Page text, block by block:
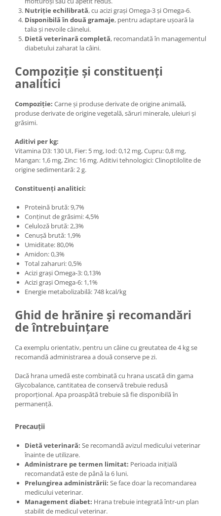
Nutriție echilibrată, cu acizi grași Omega-3 și Omega-6.
Disponibilă în două gramaje, pentru adaptare ușoară la
talia și nevoile câinelui.
Dietă veterinară completă, recomandată în managementul
diabetului zaharat la câini.
Compoziție și constituenți
analitici
Compoziție: Carne și produse derivate de origine animală,
produse derivate de origine vegetală, săruri minerale, uleiuri și
grăsimi.
Aditivi per kg:
Vitamina D3: 130 UI, Fier: 5 mg, Iod: 0,12 mg, Cupru: 0,8 mg,
Mangan: 1,6 mg, Zinc: 16 mg. Aditivi tehnologici: Clinoptilolite de
origine sedimentară: 2 g.
Constituenți analitici:
Proteină brută: 9,7%
Conținut de grăsimi: 4,5%
Celuloză brută: 2,3%
Cenușă brută: 1,9%
Umiditate: 80,0%
Amidon: 0,3%
Total zaharuri: 0,5%
Acizi grași Omega-3: 0,13%
Acizi grași Omega-6: 1,1%
Energie metabolizabilă: 748 kcal/kg
Ghid de hrănire și recomandări
de întrebuințare
Ca exemplu orientativ, pentru un câine cu greutatea de 4 kg se
recomandă administrarea a două conserve pe zi.
Dacă hrana umedă este combinată cu hrana uscată din gama
Glycobalance, cantitatea de conservă trebuie redusă
proporțional. Apa proaspătă trebuie să fie disponibilă în
permanență.
Precauții
Dietă veterinară: Se recomandă avizul medicului veterinar
înainte de utilizare.
Administrare pe termen limitat: Perioada inițială
recomandată este de până la 6 luni.
Prelungirea administrării: Se face doar la recomandarea
medicului veterinar.
Management diabet: Hrana trebuie integrată într-un plan
stabilit de medicul veterinar.